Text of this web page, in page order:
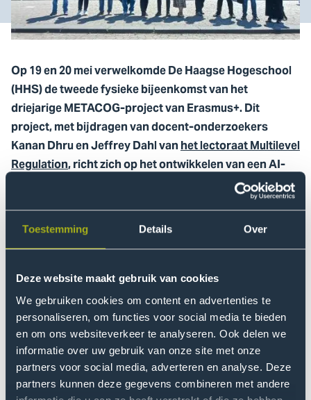
Toestemming Details Over
Deze website maakt gebruik van cookies
We gebruiken cookies om content en advertenties te
personaliseren, om functies voor social media te bieden
en om ons websiteverkeer te analyseren. Ook delen we
informatie over uw gebruik van onze site met onze
partners voor social media, adverteren en analyse. Deze
partners kunnen deze gegevens combineren met andere
Op 19 en 20 mei verwelkomde De Haagse Hogeschool
(HHS) de tweede fysieke bijeenkomst van het
driejarige METACOG-project van Erasmus+. Dit
project, met bijdragen van docent-onderzoekers
Kanan Dhru en Jeffrey Dahl van het lectoraat Multilevel
Regulation, richt zich op het ontwikkelen van een AI-
geletterdheidsprogramma voor Europese burgers.
Tijdens de tweedaagse bijeenkomst werkten
academische partners van Haaga-Helia University of
Applied Sciences (Finland), de Technische Universiteit
van Košice (Slowakije) en de Universiteit van
Montenegro samen aan de co-creatie van een
gezamenlijke online cursus (MOOC). Deze cursus is
bedoeld om kritisch omgaan met online informatie te
stimuleren.
Deze bijeenkomst heeft niet